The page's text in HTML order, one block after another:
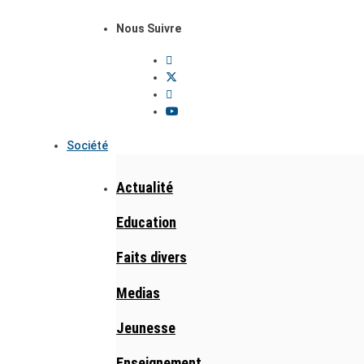
Nous Suivre
Société
Actualité
Education
Faits divers
Medias
Jeunesse